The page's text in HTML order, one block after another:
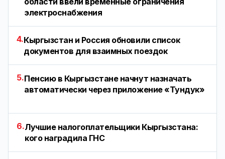
электроснабжения
4.Кыргызстан и Россия обновили список
документов для взаимных поездок
5.Пенсию в Кыргызстане начнут назначать
автоматически через приложение «Тундук»
6.Лучшие налогоплательщики Кыргызстана:
кого наградила ГНС